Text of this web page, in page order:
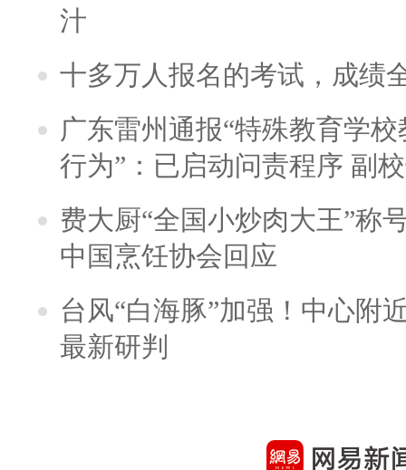
汁
十多万人报名的考试，成绩
广东雷州通报“特殊教育学
行为”：已启动问责程序 副
费大厨“全国小炒肉大王”称
中国烹饪协会回应
台风“白海豚”加强！中心附
最新研判